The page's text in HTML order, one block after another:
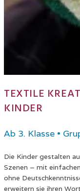
TEXTILE
KINDER
Ab 3. Klasse •
Die Kinder gestalten
Szenen – mit
ohne
erweitern sie ihren